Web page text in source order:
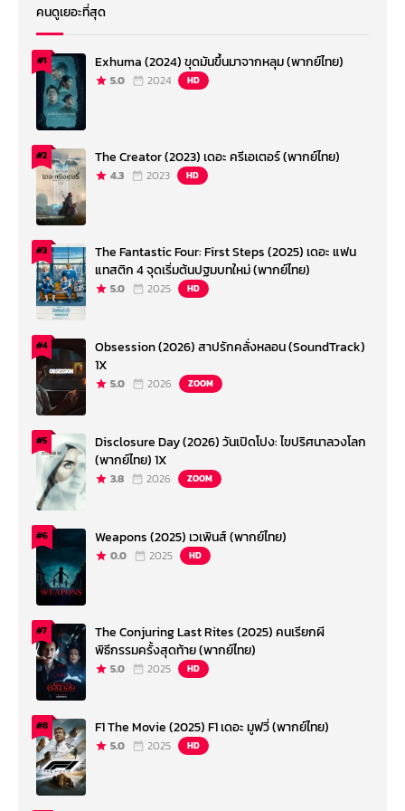
คนดูเยอะที่สุด
#1 Exhuma (2024) ขุดมันขึ้นมาจากหลุม (พากย์ไทย)
5.0 2024 HD
#2 The Creator (2023) เดอะ ครีเอเตอร์ (พากย์ไทย)
4.3 2023 HD
#3
The Fantastic Four: First Steps (2025) เดอะ แฟน
แทสติก 4 จุดเริ่มต้นปฐมบทใหม่ (พากย์ไทย)
5.0 2025 HD
#4
Obsession (2026) สาปรักคลั่งหลอน (SoundTrack)
1X
5.0 2026 ZOOM
#5
Disclosure Day (2026) วันเปิดโปง: ไขปริศนาลวงโลก
(พากย์ไทย) 1X
3.8 2026 ZOOM
#6 Weapons (2025) เวเพินส์ (พากย์ไทย)
0.0 2025 HD
#7
The Conjuring Last Rites (2025) คนเรียกผี
พิธีกรรมครั้งสุดท้าย (พากย์ไทย)
5.0 2025 HD
#8 F1 The Movie (2025) F1 เดอะ มูฟวี่ (พากย์ไทย)
5.0 2025 HD